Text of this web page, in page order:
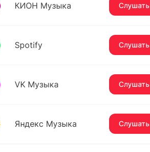
КИОН Музыка Слушать
Spotify Слушать
VK Музыка Слушать
Яндекс Музыка Слушать